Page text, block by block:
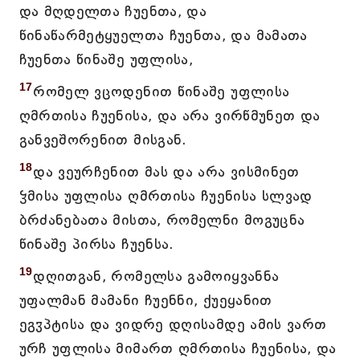
და მღდელთა ჩუენთა, და
წინაწარმეტყუელთა ჩუენთა, და მამათა
ჩუენთა წინაშე უფლისა,
17რომელ ვცოდენით წინაშე უფლისა
ღმრთისა ჩუენისა, და არა ვირწმუნეთ და
განვეშორენით მისგან.
18და ვეურჩენით მას და არა ვისმინეთ
ჴმისა უფლისა ღმრთისა ჩუენისა სლვად
ბრძანებათა მისთა, რომელნი მოგუცნა
წინაშე პირსა ჩუენსა.
19დღითგან, რომელსა გამოიყვანნა
უფალმან მამანი ჩუენნი, ქუეყანით
ეგჳპტისა და ვიდრე დღისამდე ამის ვართ
ურჩ უფლისა მიმართ ღმრთისა ჩუენისა, და